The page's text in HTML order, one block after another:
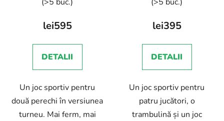
(>5 buc.)
lei595
DETALII
Un joc sportiv pentru
două perechi în versiunea
turneu. Mai ferm, mai
(>5 buc.)
lei395
DETALII
Un joc sportiv pentru
patru jucători, o
trambulină și un joc